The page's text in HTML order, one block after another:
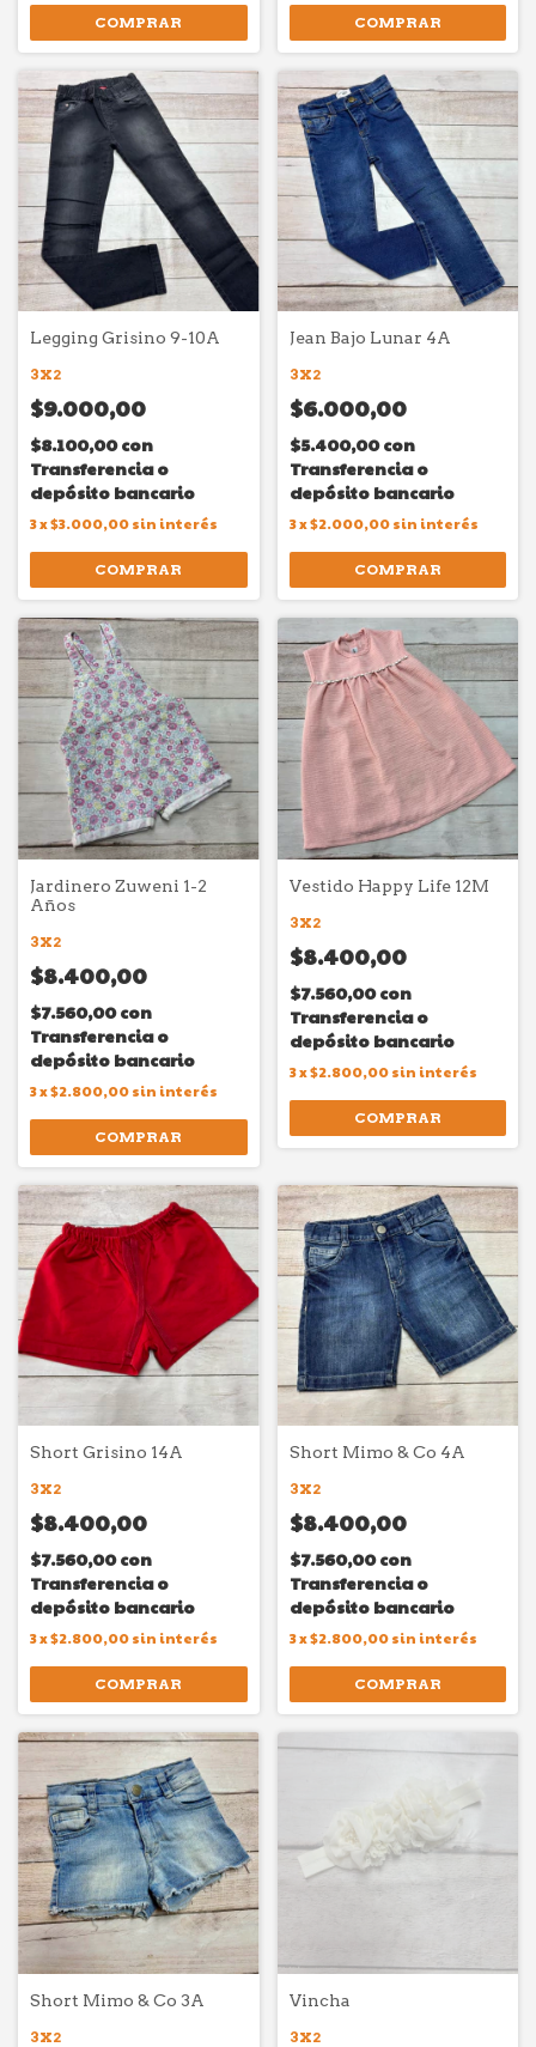
COMPRAR COMPRAR
Legging Grisino 9-10A
3X2
$9.000,00
$8.100,00con
Transferencia o
depósito bancario
3x$3.000,00sin interés
COMPRAR
Jean Bajo Lunar 4A
3X2
$6.000,00
$5.400,00con
Transferencia o
depósito bancario
3x$2.000,00 sin interés
COMPRAR
Jardinero Zuweni 1-2
Años
3X2
$8.400,00
$7.560,00con
Transferencia o
depósito bancario
3x$2.800,00sin interés
COMPRAR
Vestido Happy Life 12M
3X2
$8.400,00
$7.560,00con
Transferencia o
depósito bancario
3x$2.800,00 sin interés
COMPRAR
Short Grisino 14A
3X2
$8.400,00
$7.560,00con
Transferencia o
depósito bancario
3x$2.800,00sin interés
COMPRAR
Short Mimo & Co 4A
3X2
$8.400,00
$7.560,00con
Transferencia o
depósito bancario
3x$2.800,00 sin interés
COMPRAR
Short Mimo & Co 3A
3X2
Vincha
3X2